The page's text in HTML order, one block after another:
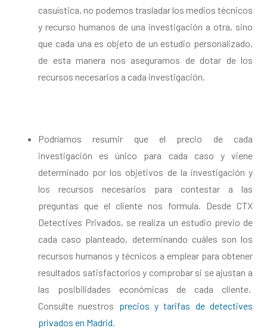
casuística, no podemos trasladar los medios técnicos
y recurso humanos de una investigación a otra, sino
que cada una es objeto de un estudio personalizado,
de esta manera nos aseguramos de dotar de los
recursos necesarios a cada investigación.
Podríamos resumir que el precio de cada
investigación es único para cada caso y viene
determinado por los objetivos de la investigación y
los recursos necesarios para contestar a las
preguntas que el cliente nos formula. Desde CTX
Detectives Privados, se realiza un estudio previo de
cada caso planteado, determinando cuáles son los
recursos humanos y técnicos a emplear para obtener
resultados satisfactorios y comprobar si se ajustan a
las posibilidades económicas de cada cliente.
Consulte nuestros precios y tarifas de detectives
privados en Madrid.